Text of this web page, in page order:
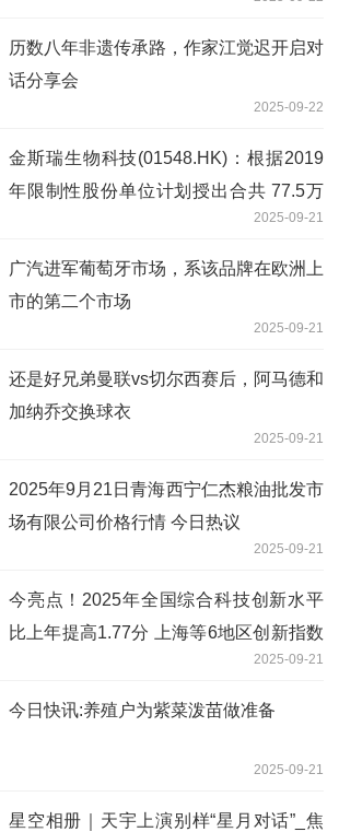
历数八年非遗传承路，作家江觉迟开启对
话分享会
2025-09-22
金斯瑞生物科技(01548.HK)：根据2019
年限制性股份单位计划授出合共 77.5万
2025-09-21
广汽进军葡萄牙市场，系该品牌在欧洲上
市的第二个市场
2025-09-21
还是好兄弟曼联vs切尔西赛后，阿马德和
加纳乔交换球衣
2025-09-21
2025年9月21日青海西宁仁杰粮油批发市
场有限公司价格行情 今日热议
2025-09-21
今亮点！2025年全国综合科技创新水平
比上年提高1.77分 上海等6地区创新指数
2025-09-21
今日快讯:养殖户为紫菜泼苗做准备
2025-09-21
星空相册｜天宇上演别样“星月对话”_焦